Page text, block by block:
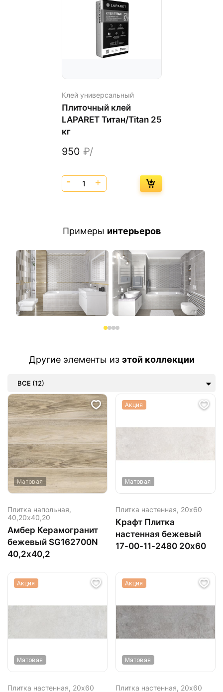
Примеры интерьеров
Клей универсальный
Плиточный клей
LAPARET Титан/Titan 25
кг
950 ₽/
Другие элементы из этой коллекции
ВСЕ (12)
Матовая
Плитка напольная,
40,20х40,20
Амбер Керамогранит
бежевый SG162700N
40,2х40,2
Акция
Матовая
Плитка настенная, 20х60
Крафт Плитка
настенная бежевый
17-00-11-2480 20х60
Акция
Матовая
Плитка настенная, 20х60
Акция
Матовая
Плитка настенная, 20х60